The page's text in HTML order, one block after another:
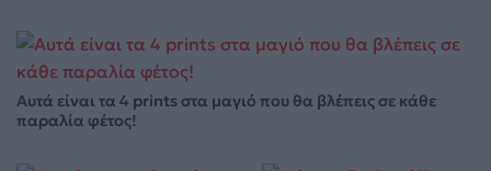
Αυτά είναι τα 4 prints στα μαγιό που θα βλέπεις σε κάθε
παραλία φέτος!